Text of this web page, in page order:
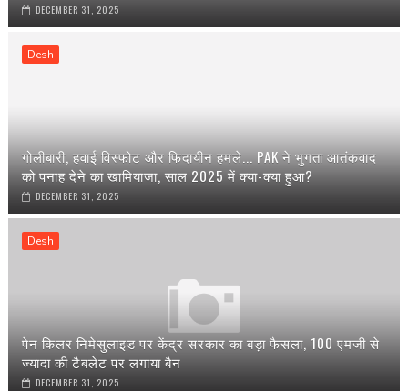
DECEMBER 31, 2025
Desh
गोलीबारी, हवाई विस्फोट और फिदायीन हमले... PAK ने भुगता आतंकवाद
को पनाह देने का खामियाजा, साल 2025 में क्या-क्या हुआ?
DECEMBER 31, 2025
Desh
पेन किलर निमेसुलाइड पर केंद्र सरकार का बड़ा फैसला, 100 एमजी से
ज्यादा की टैबलेट पर लगाया बैन
DECEMBER 31, 2025